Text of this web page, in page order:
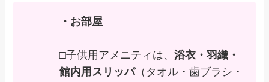
・お部屋
□子供用アメニティは、 浴衣・羽織・
館内用スリッパ（タオル・歯ブラシ・